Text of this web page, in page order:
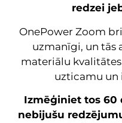
redzei
OnePower Zoom
uzmanīgi, un tās
materiālu
uzticamu
Izmēģiniet tos 60
nebijušu